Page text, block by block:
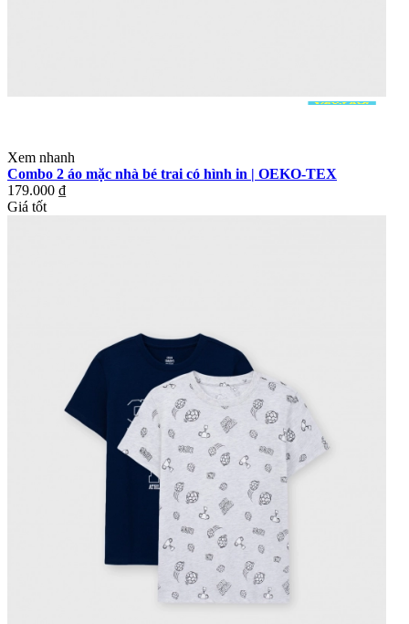
Xem nhanh
Combo 2 áo mặc nhà bé trai có hình in | OEKO-TEX
179.000 ₫
Giá tốt